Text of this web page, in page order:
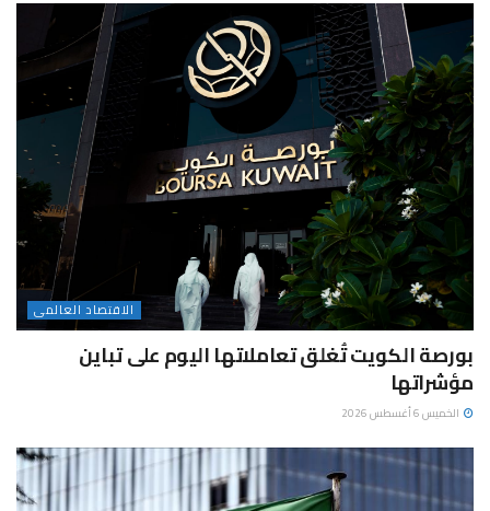
الاقتصاد العالمى
بورصة الكويت تُغلق تعاملاتها اليوم على تباين
مؤشراتها
الخميس 6 أغسطس 2026